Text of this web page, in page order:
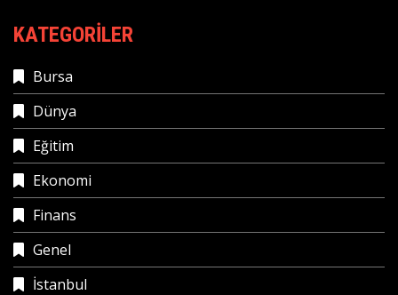
KATEGORILER
Bursa
Dünya
Eğitim
Ekonomi
Finans
Genel
İstanbul